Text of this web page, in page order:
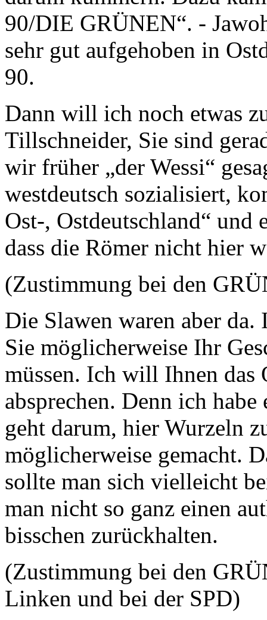
90/DIE GRÜNEN“. -
sehr gut aufgehoben in
90.
Dann will ich noch etwas
Tillschneider, Sie sind
wir früher „der Wessi“
westdeutsch sozialisiert,
Ost-, Ostdeutschland“ und
dass die Römer nicht hier
(Zustimmung bei den
Die Slawen waren aber
Sie möglicherweise Ihr
müssen. Ich will Ihnen das
absprechen. Denn ich
geht darum, hier Wurzeln
möglicherweise gemacht.
sollte man sich vielleicht
man nicht so ganz einen
bisschen zurückhalten.
(Zustimmung bei den
Linken und bei der SPD)